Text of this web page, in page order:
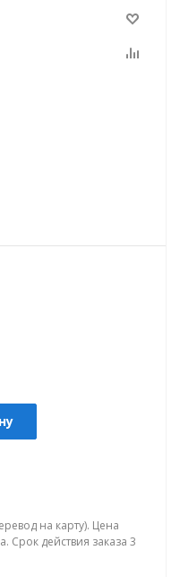
на карту). Цена
Срок действия заказа 3